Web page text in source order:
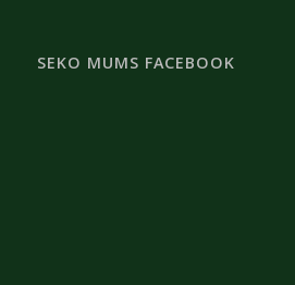
SEKO MUMS FACEBOOK